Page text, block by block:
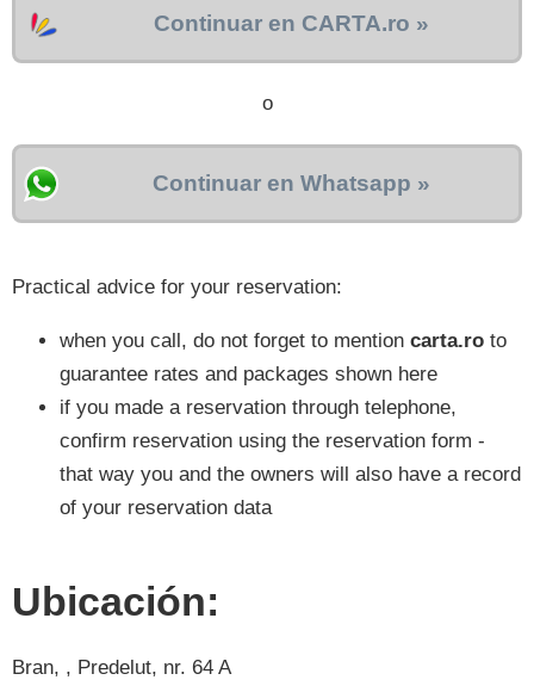
Continuar en CARTA.ro »
o
Continuar en Whatsapp »
Practical advice for your reservation:
when you call, do not forget to mention carta.ro to
guarantee rates and packages shown here
if you made a reservation through telephone,
confirm reservation using the reservation form -
that way you and the owners will also have a record
of your reservation data
Ubicación:
Bran, , Predelut, nr. 64 A